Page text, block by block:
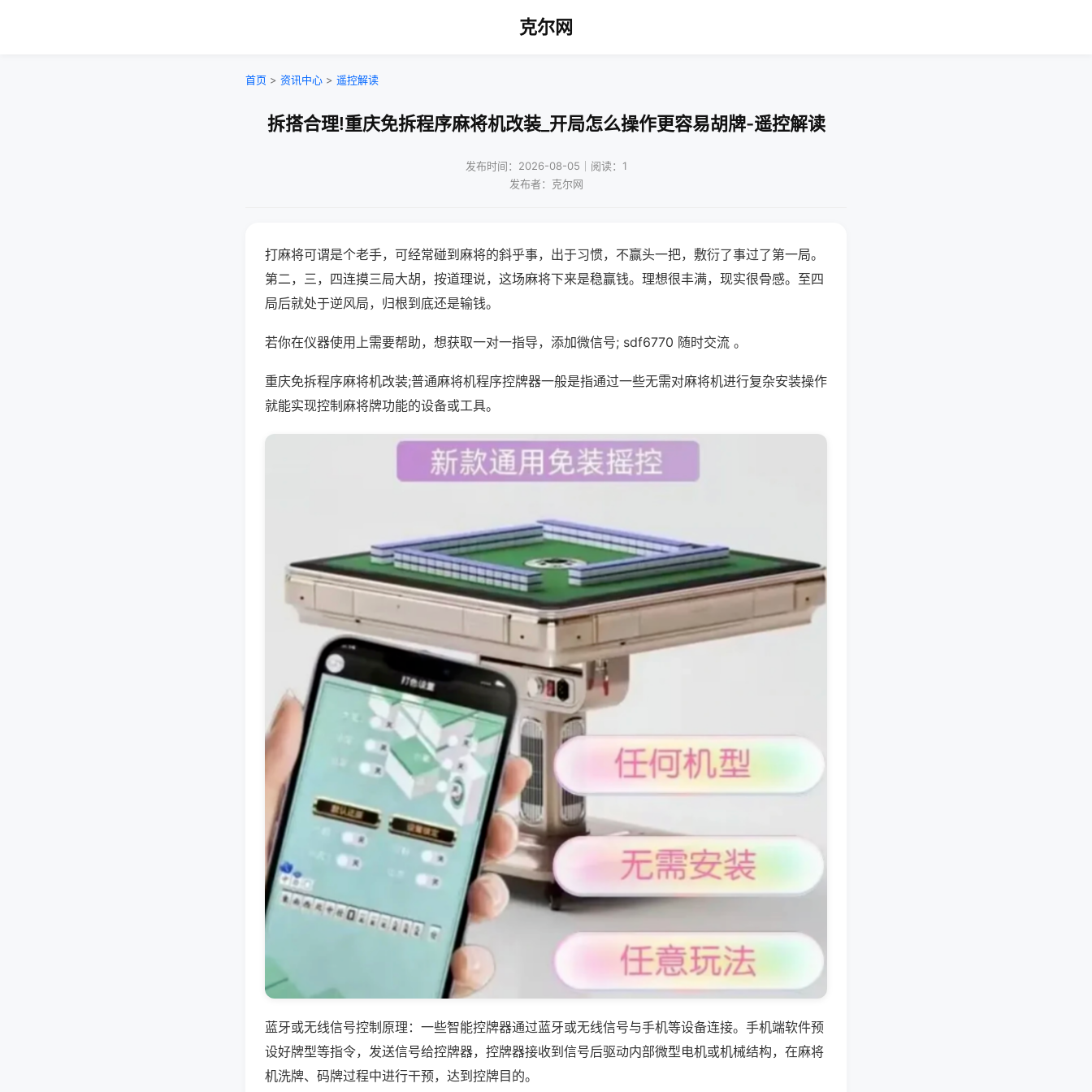
克尔网
首页 > 资讯中心 > 遥控解读
拆搭合理!重庆免拆程序麻将机改装_开局怎么操作更容易胡牌-遥控解读
发布时间：2026-08-05｜阅读：1
发布者：克尔网
打麻将可谓是个老手，可经常碰到麻将的斜乎事，出于习惯，不赢头一把，敷衍了事过了第一局。
第二，三，四连摸三局大胡，按道理说，这场麻将下来是稳赢钱。理想很丰满，现实很骨感。至四
局后就处于逆风局，归根到底还是输钱。
若你在仪器使用上需要帮助，想获取一对一指导，添加微信号; sdf6770 随时交流 。
重庆免拆程序麻将机改装;普通麻将机程序控牌器一般是指通过一些无需对麻将机进行复杂安装操作
就能实现控制麻将牌功能的设备或工具。
蓝牙或无线信号控制原理：一些智能控牌器通过蓝牙或无线信号与手机等设备连接。手机端软件预
设好牌型等指令，发送信号给控牌器，控牌器接收到信号后驱动内部微型电机或机械结构，在麻将
机洗牌、码牌过程中进行干预，达到控牌目的。